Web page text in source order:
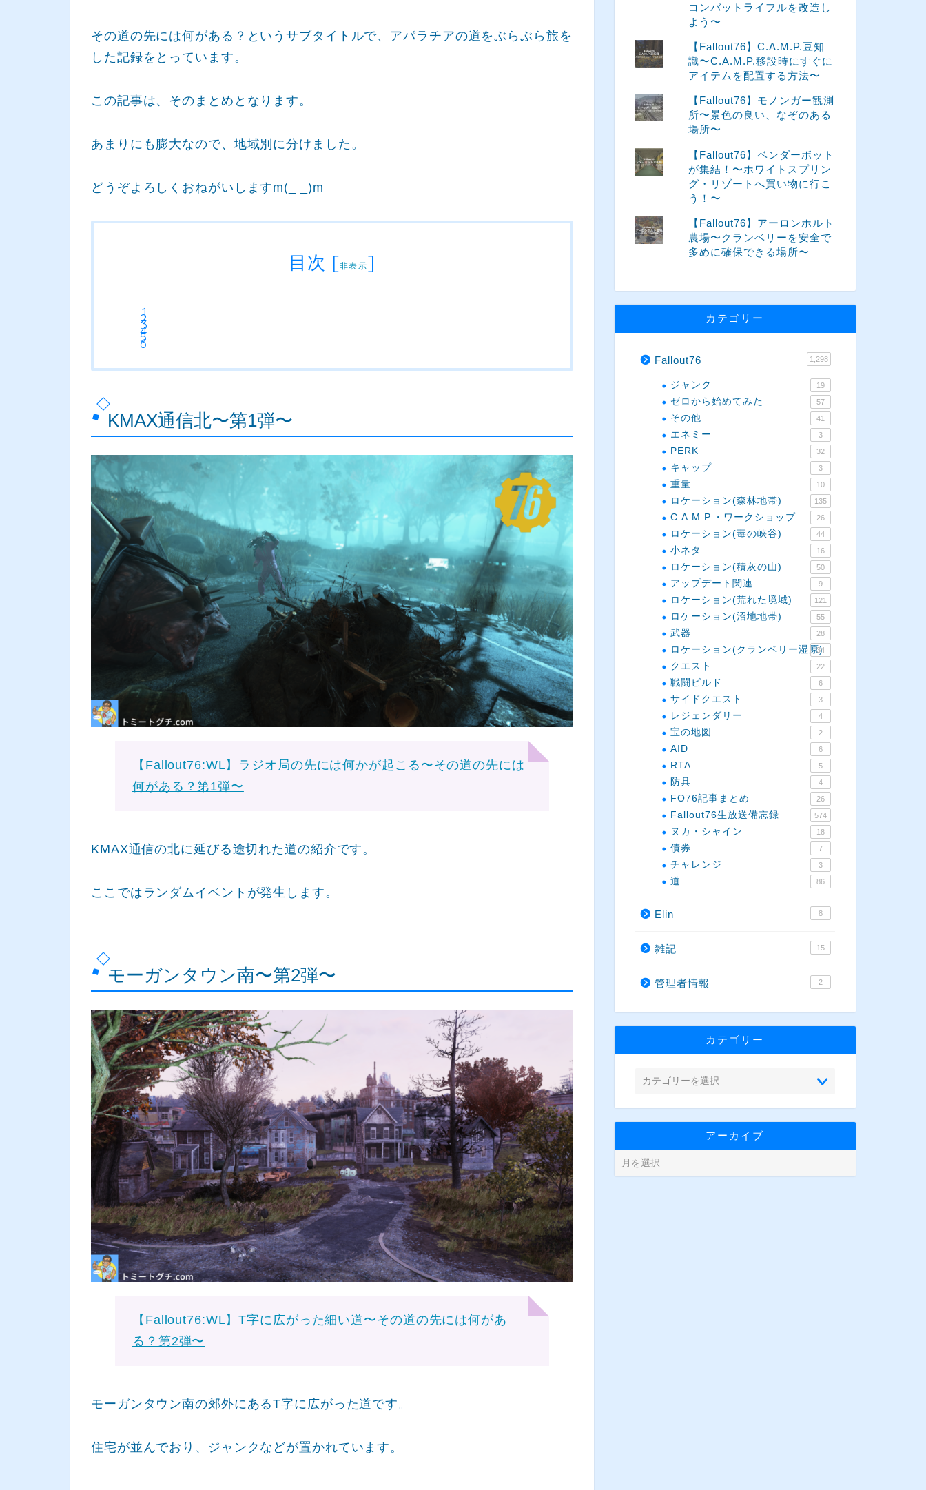
その道の先には何がある？というサブタイトルで、アパラチアの道をぶらぶら旅を
した記録をとっています。
この記事は、そのまとめとなります。
あまりにも膨大なので、地域別に分けました。
どうぞよろしくおねがいしますm(_ _)m
目次 [非表示]
KMAX通信北〜第1弾〜
【Fallout76:WL】ラジオ局の先には何かが起こる〜その道の先には
何がある？第1弾〜
KMAX通信の北に延びる途切れた道の紹介です。
ここではランダムイベントが発生します。
モーガンタウン南〜第2弾〜
【Fallout76:WL】T字に広がった細い道〜その道の先には何があ
る？第2弾〜
モーガンタウン南の郊外にあるT字に広がった道です。
住宅が並んでおり、ジャンクなどが置かれています。
コンバットライフルを改造し
よう〜
【Fallout76】C.A.M.P.豆知
識〜C.A.M.P.移設時にすぐに
アイテムを配置する方法〜
【Fallout76】モノンガー観測
所〜景色の良い、なぞのある
場所〜
【Fallout76】ベンダーボット
が集結！〜ホワイトスプリン
グ・リゾートへ買い物に行こ
う！〜
【Fallout76】アーロンホルト
農場〜クランベリーを安全で
多めに確保できる場所〜
カテゴリー
Fallout76 1,298
ジャンク 19
ゼロから始めてみた 57
その他 41
エネミー 3
PERK 32
キャップ 3
重量 10
ロケーション(森林地帯) 135
C.A.M.P.・ワークショップ 26
ロケーション(毒の峡谷) 44
小ネタ 16
ロケーション(積灰の山) 50
アップデート関連 9
ロケーション(荒れた境域) 121
ロケーション(沼地地帯) 55
武器 28
ロケーション(クランベリー湿原)
34
クエスト 22
戦闘ビルド 6
サイドクエスト 3
レジェンダリー 4
宝の地図 2
AID 6
RTA 5
防具 4
FO76記事まとめ 26
Fallout76生放送備忘録 574
ヌカ・シャイン 18
債券 7
チャレンジ 3
道 86
Elin 8
雑記 15
管理者情報 2
カテゴリー
アーカイブ